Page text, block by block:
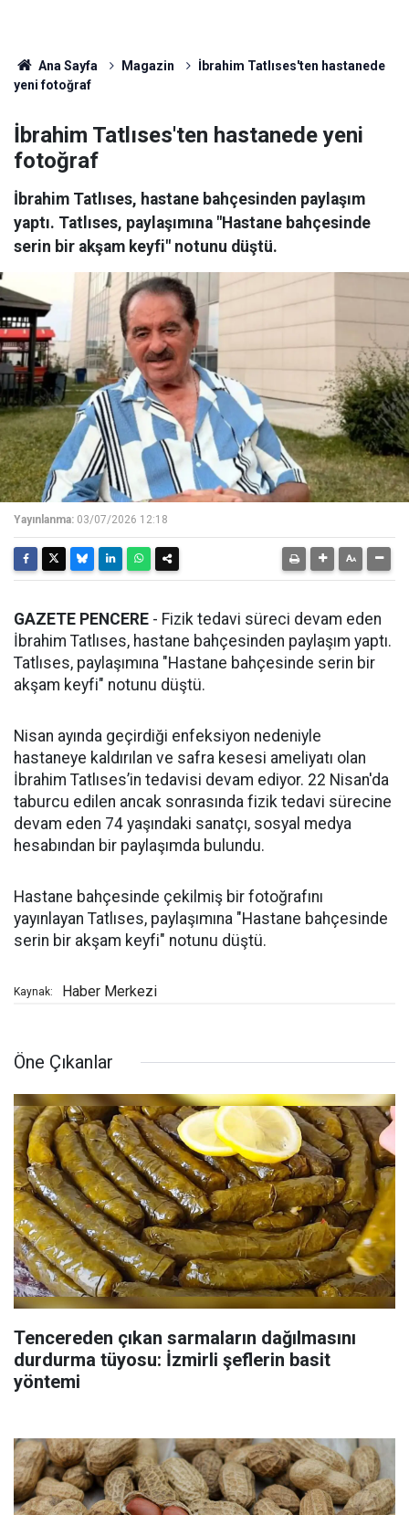
Ana Sayfa Magazin
İbrahim Tatlıses'ten hastanede
yeni fotoğraf
İbrahim Tatlıses'ten hastanede yeni
fotoğraf
İbrahim Tatlıses, hastane bahçesinden paylaşım
yaptı. Tatlıses, paylaşımına "Hastane bahçesinde
serin bir akşam keyfi" notunu düştü.
Yayınlanma: 03/07/2026 12:18
GAZETE PENCERE - Fizik tedavi süreci devam eden
İbrahim Tatlıses, hastane bahçesinden paylaşım yaptı.
Tatlıses, paylaşımına "Hastane bahçesinde serin bir
akşam keyfi" notunu düştü.
Nisan ayında geçirdiği enfeksiyon nedeniyle
hastaneye kaldırılan ve safra kesesi ameliyatı olan
İbrahim Tatlıses’in tedavisi devam ediyor. 22 Nisan'da
taburcu edilen ancak sonrasında fizik tedavi sürecine
devam eden 74 yaşındaki sanatçı, sosyal medya
hesabından bir paylaşımda bulundu.
Hastane bahçesinde çekilmiş bir fotoğrafını
yayınlayan Tatlıses, paylaşımına "Hastane bahçesinde
serin bir akşam keyfi" notunu düştü.
Kaynak: Haber Merkezi
Öne Çıkanlar
Tencereden çıkan sarmaların dağılmasını
durdurma tüyosu: İzmirli şeflerin basit
yöntemi